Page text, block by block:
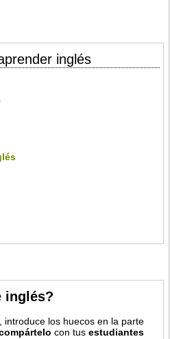
inglés
inglés?
introduce los huecos en la parte
con tusestudiantes